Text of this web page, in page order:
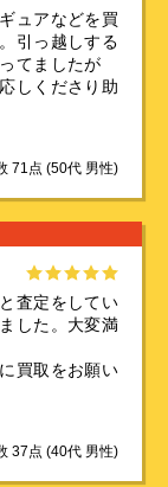
ュアなどを買
引っ越しする
てましたが
しくださり助
71点 (50代 男性)
査定をしてい
した。大変満
買取をお願い
37点 (40代 男性)